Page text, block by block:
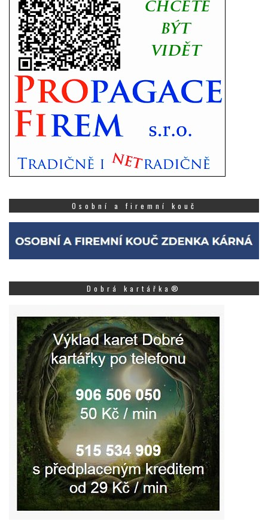
Osobní a firemní kouč
Dobrá kartářka®